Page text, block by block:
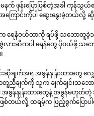
က် ဖုန်းပြောဖြစ်တဲ့အခါ ကုန်သွယ်ရ
အကြောင်းကိုပါ ဆွေးနွေးခဲ့တယ်လို့
က ရေနံဝယ်တာကို ရပ်ဖို့ သဘော
င်နီဇွဲလားဆီကပါ ရေနံတွေ ပိုဝယ်ဖို့
းဆိုချက်အရ အခွန်နှုန်းထားတွေ လျှေ
ချက်ကို သူက ချက်ချင်းသဘောတူ
ခွန်နှုန်းထားတွေနဲ့ အခွန်မဟုတ်
ဖြစ်တယ်လို့ ထရမ့်က ဖြည့်စွက်ပြော